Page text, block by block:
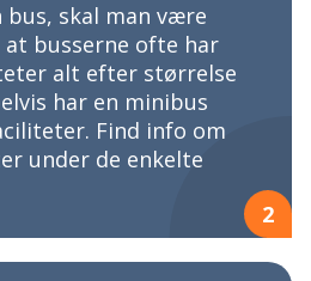
bus, skal man være
busserne ofte har
alt efter størrelse
har en minibus
Find info om
under de enkelte
2